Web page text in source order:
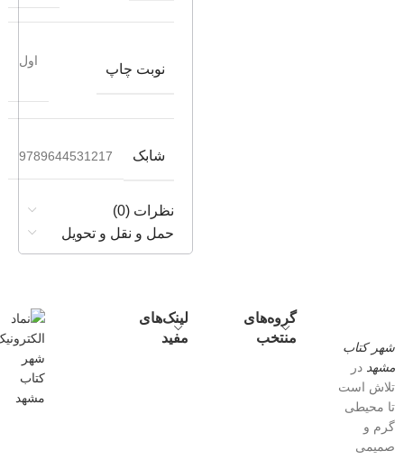
نوبت چاپ
اول
شابک 9789644531217
نظرات (0)
حمل و نقل و تحویل
شهر کتاب
مشهد در
تلاش است
تا محیطی
گرم و
صمیمی
گروه‌های
منتخب
لینک‌های
مفید